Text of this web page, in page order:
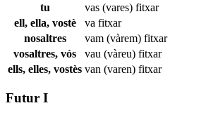
tu
vas (vares) fitxar
ell, ella, vostè
va fitxar
nosaltres
vam (vàrem) fitxar
vosaltres, vós
vau (vàreu) fitxar
ells, elles, vostès van (varen) fitxar
Futur I